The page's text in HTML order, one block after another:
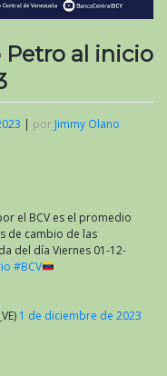
al inicio
| por Jimmy Olano
el BCV es el promedio
de cambio de las
del día Viernes 01-12-
#BCV
1 de diciembre de 2023